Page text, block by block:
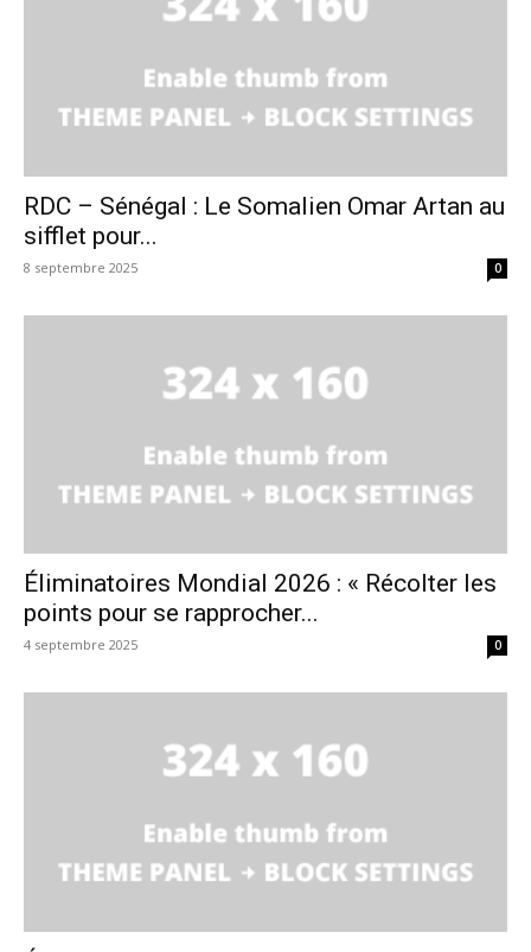
RDC – Sénégal : Le Somalien Omar Artan au
sifflet pour...
8 septembre 2025 0
Éliminatoires Mondial 2026 : « Récolter les
points pour se rapprocher...
4 septembre 2025 0